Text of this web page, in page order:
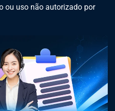
ou uso não autorizado por